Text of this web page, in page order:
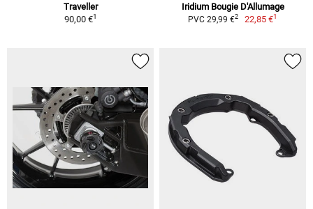
Traveller
90,00 €1
Iridium Bougie D'Allumage
PVC 29,99 €2 22,85 €1